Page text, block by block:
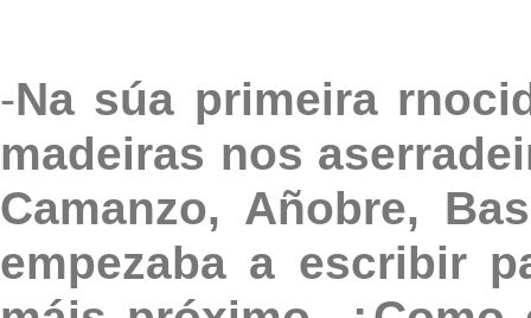
-Na súa primeira
madeiras nos
Camanzo, Añobre,
empezaba a escribir